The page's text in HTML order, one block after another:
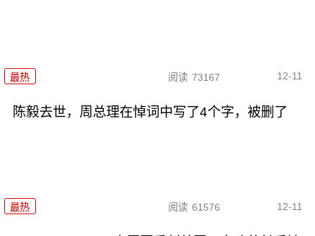
最热 阅读 73167 12-11
陈毅去世，周总理在悼词中写了4个字，被删了
最热 阅读 61576 12-11